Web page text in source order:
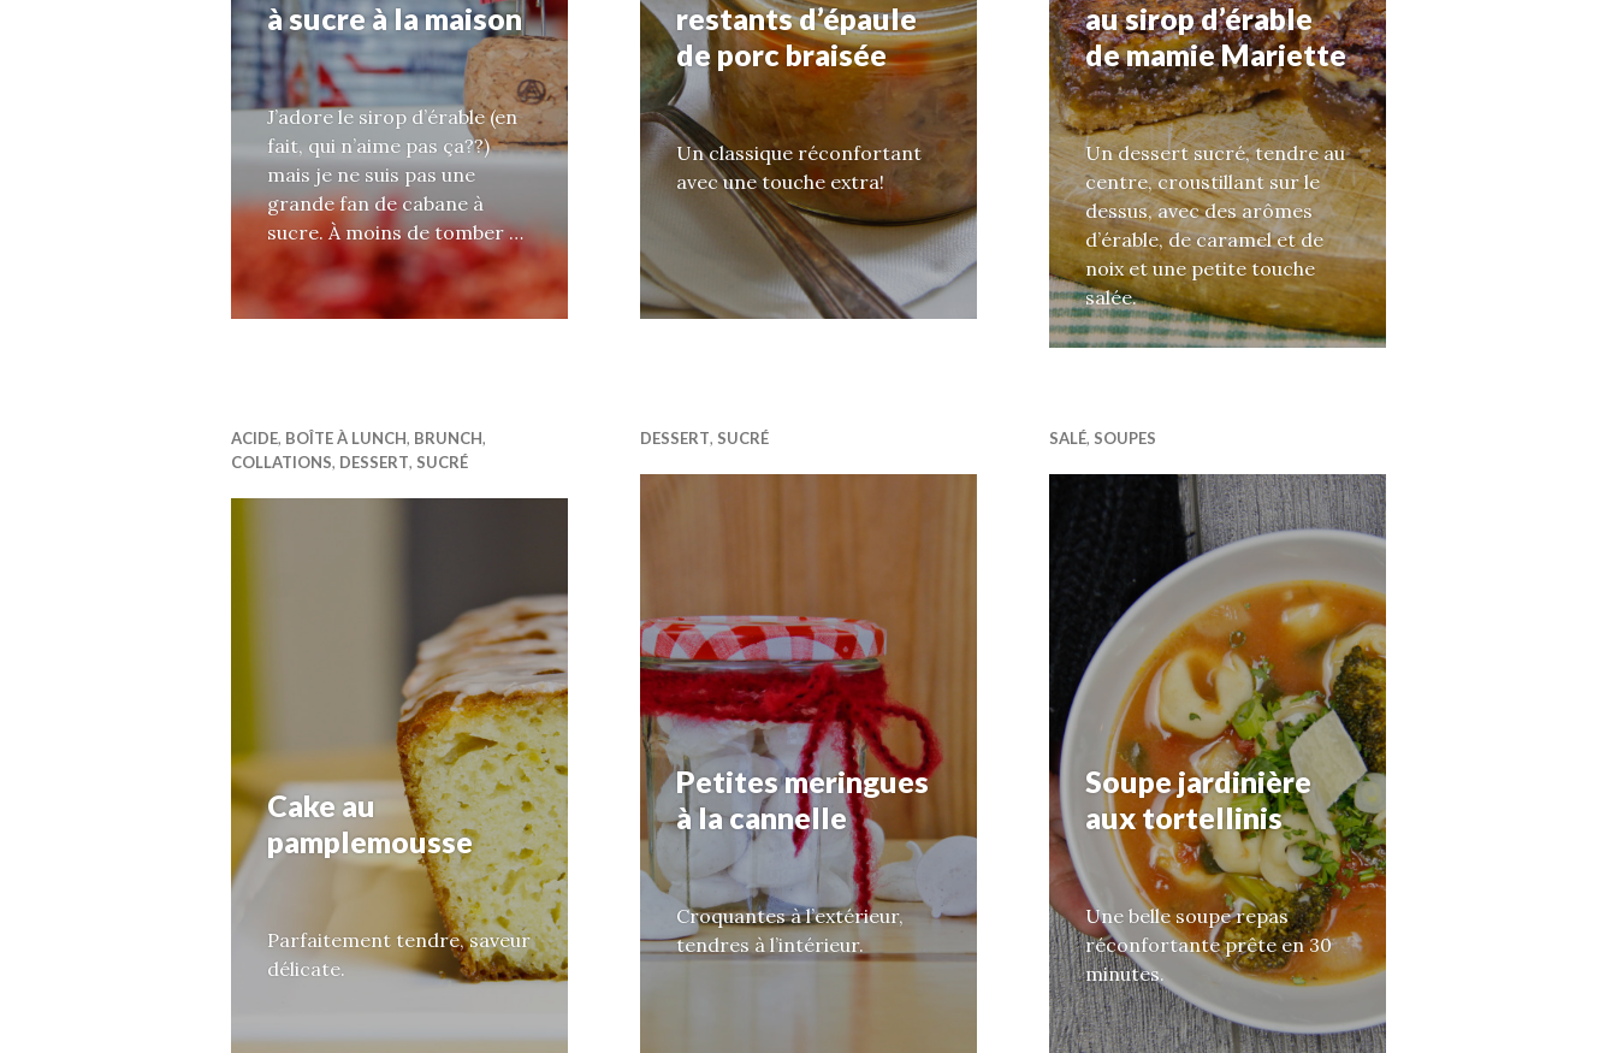
à sucre à la maison
J’adore le sirop d’érable (en
fait, qui n’aime pas ça??)
mais je ne suis pas une
grande fan de cabane à
sucre. À moins de tomber …
restants d’épaule
de porc braisée
Un classique réconfortant
avec une touche extra!
au sirop d’érable
de mamie Mariette
Un dessert sucré, tendre au
centre, croustillant sur le
dessus, avec des arômes
d’érable, de caramel et de
noix et une petite touche
salée.
ACIDE, BOÎTE À LUNCH, BRUNCH,
COLLATIONS, DESSERT, SUCRÉ
Cake au
pamplemousse
Parfaitement tendre, saveur
délicate.
DESSERT, SUCRÉ
Petites meringues
à la cannelle
Croquantes à l’extérieur,
tendres à l’intérieur.
SALÉ, SOUPES
Soupe jardinière
aux tortellinis
Une belle soupe repas
réconfortante prête en 30
minutes.